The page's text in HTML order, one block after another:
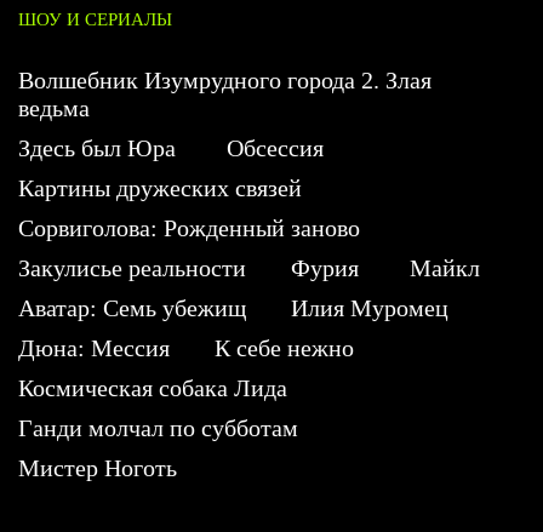
ШОУ И СЕРИАЛЫ
Волшебник Изумрудного города 2. Злая
ведьма
Здесь был Юра
Обсессия
Картины дружеских связей
Сорвиголова: Рожденный заново
Закулисье реальности
Фурия
Майкл
Аватар: Семь убежищ
Илия Муромец
Дюна: Мессия
К себе нежно
Космическая собака Лида
Ганди молчал по субботам
Мистер Ноготь